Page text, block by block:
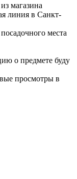
магазина
линия в Санкт-
места
о предмете буду
просмотры в